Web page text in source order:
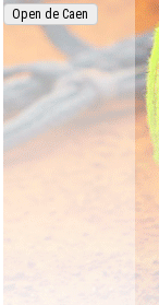
Open de Caen